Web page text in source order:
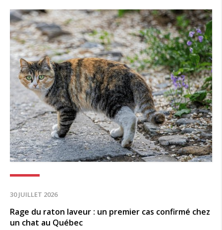
30 JUILLET 2026
Rage du raton laveur : un premier cas confirmé chez
un chat au Québec